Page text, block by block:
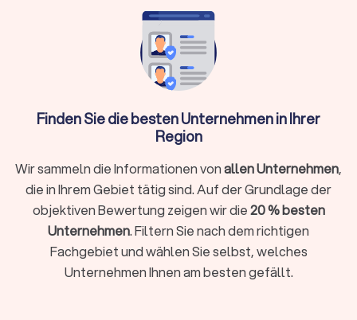
Angebote, prüfen Sie Portfolios und
Bewertungen transparent
Webdesigner?
Ein Webdesigner gestaltet, entwickelt und optimiert
überzeugen und bei Google gefunden werden. Er verbindet
Design mit Strategie, Nutzerführung und technischer
Umsetzung.
Ein professioneller Webdesigner in Friedrichsdorf kennt
lokale Märkte, rechtliche Anforderungen wie Impressum und
Datenschutz und gängige Content-Management-Systeme
(CMS). Ein guter Webdesigner liefert mehr als eine hübsche
Finden Sie die besten Unternehmen in Ihrer
Region
Wir sammeln die Informationen vonallen Unternehmen,
die in Ihrem Gebiet tätig sind. Auf der Grundlage der
objektiven Bewertung zeigen wir die20 % besten
Unternehmen. Filtern Sie nach dem richtigen
Fachgebiet und wählen Sie selbst, welches
Unternehmen Ihnen am besten gefällt.